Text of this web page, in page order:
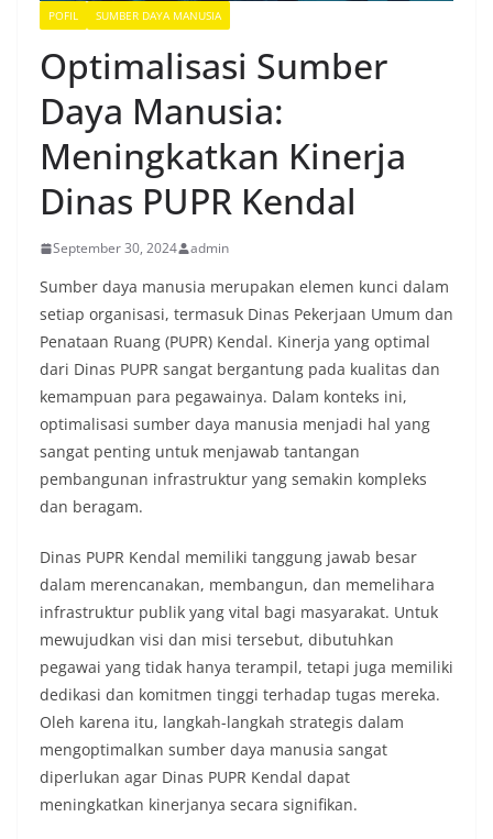
POFIL SUMBER DAYA MANUSIA
Optimalisasi Sumber
Daya Manusia:
Meningkatkan Kinerja
Dinas PUPR Kendal
September 30, 2024 admin
Sumber daya manusia merupakan elemen kunci dalam
setiap organisasi, termasuk Dinas Pekerjaan Umum dan
Penataan Ruang (PUPR) Kendal. Kinerja yang optimal
dari Dinas PUPR sangat bergantung pada kualitas dan
kemampuan para pegawainya. Dalam konteks ini,
optimalisasi sumber daya manusia menjadi hal yang
sangat penting untuk menjawab tantangan
pembangunan infrastruktur yang semakin kompleks
dan beragam.
Dinas PUPR Kendal memiliki tanggung jawab besar
dalam merencanakan, membangun, dan memelihara
infrastruktur publik yang vital bagi masyarakat. Untuk
mewujudkan visi dan misi tersebut, dibutuhkan
pegawai yang tidak hanya terampil, tetapi juga memiliki
dedikasi dan komitmen tinggi terhadap tugas mereka.
Oleh karena itu, langkah-langkah strategis dalam
mengoptimalkan sumber daya manusia sangat
diperlukan agar Dinas PUPR Kendal dapat
meningkatkan kinerjanya secara signifikan.